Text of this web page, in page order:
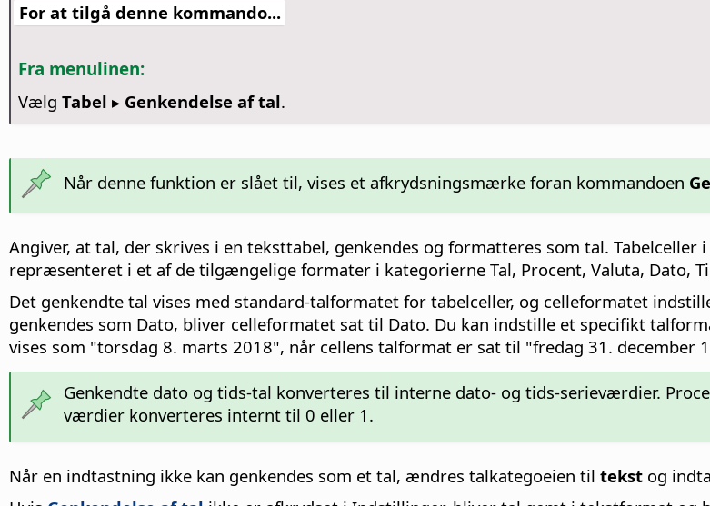
For at tilgå denne kommando...
Fra menulinen:
Vælg Tabel ▸ Genkendelse af tal.
Når denne funktion er slået til, vises et afkrydsningsmærke foran kommandoen
Angiver, at tal, der skrives i en teksttabel, genkendes og formatteres som tal. Tabelceller
repræsenteret i et af de tilgængelige formater i kategorierne Tal, Procent, Valuta, Dato,
Det genkendte tal vises med standard-talformatet for tabelceller, og celleformatet
genkendes som Dato, bliver celleformatet sat til Dato. Du kan indstille et specifikt
vises som "torsdag 8. marts 2018", når cellens talformat er sat til "fredag 31. december
Genkendte dato og tids-tal konverteres til interne dato- og tids-serieværdier.
værdier konverteres internt til 0 eller 1.
Når en indtastning ikke kan genkendes som et tal, ændres talkategoeien til tekst og